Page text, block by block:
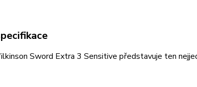
Sword Extra 3 Sensitive představuje ten